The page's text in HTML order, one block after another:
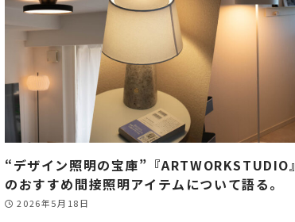
“デザイン照明の宝庫”『ARTWORKSTUDIO』
のおすすめ間接照明アイテムについて語る。
2026年5月18日